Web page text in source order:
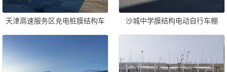
天津高速服务区充电桩膜结构车
棚
沙城中学膜结构电动自行车棚